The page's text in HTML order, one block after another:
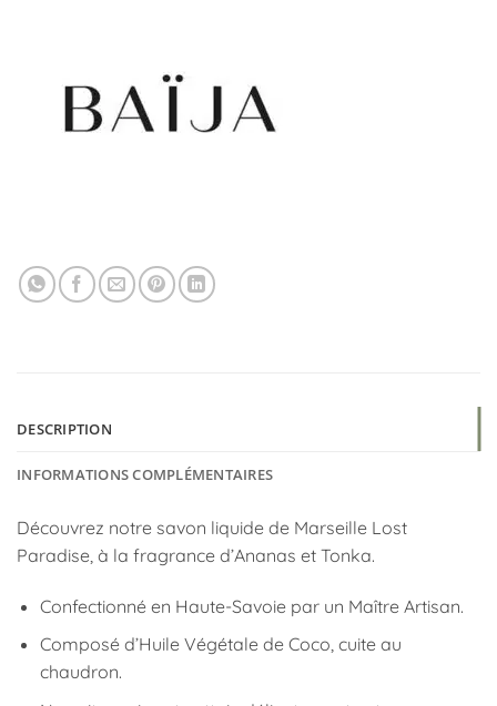
DESCRIPTION
INFORMATIONS COMPLÉMENTAIRES
Découvrez notre savon liquide de Marseille Lost
Paradise, à la fragrance d’Ananas et Tonka.
Confectionné en Haute-Savoie par un Maître Artisan.
Composé d’Huile Végétale de Coco, cuite au
chaudron.